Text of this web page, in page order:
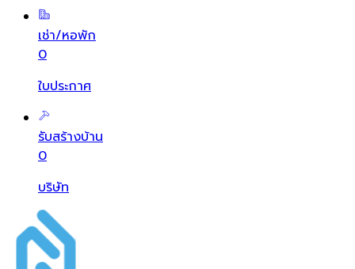
เช่า/หอพัก
0
ใบประกาศ
รับสร้างบ้าน
0
บริษัท